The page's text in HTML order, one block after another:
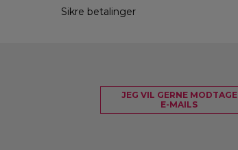
Sikre betalinger
JEG VIL GERNE MODTAGE
E-MAILS